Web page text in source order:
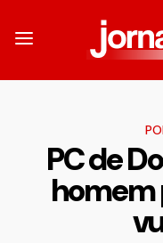
PC de
homem